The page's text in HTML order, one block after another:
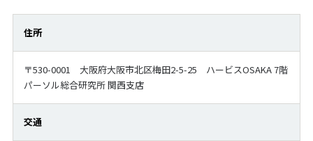
住所
〒530-0001 大阪府大阪市北区梅田2-5-25 ハービスOSAKA 7階
パーソル総合研究所 関西支店
交通